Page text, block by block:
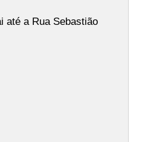
até a Rua Sebastião